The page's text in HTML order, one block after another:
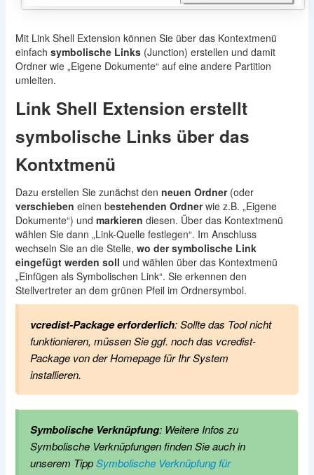
Mit Link Shell Extension können Sie über das Kontextmenü
einfach symbolische Links(Junction) erstellen und damit
Ordner wie „Eigene Dokumente“ auf eine andere Partition
umleiten.
Link Shell Extension erstellt
symbolische Links über das
Kontxtmenü
Dazu erstellen Sie zunächst den neuen Ordner(oder
verschieben einen bestehenden Ordnerwie z.B. „Eigene
Dokumente“) und markieren diesen. Über das Kontextmenü
wählen Sie dann „Link-Quelle festlegen“. Im Anschluss
wechseln Sie an die Stelle, wo der symbolische Link
eingefügt werden soll und wählen über das Kontextmenü
„Einfügen als Symbolischen Link“. Sie erkennen den
Stellvertreter an dem grünen Pfeil im Ordnersymbol.
vcredist-Package erforderlich: Sollte das Tool nicht
funktionieren, müssen Sie ggf. noch das vcredist-
Package von der Homepage für Ihr System
installieren.
Symbolische Verknüpfung: Weitere Infos zu
Symbolische Verknüpfungen finden Sie auch in
unserem TippSymbolische Verknüpfung für